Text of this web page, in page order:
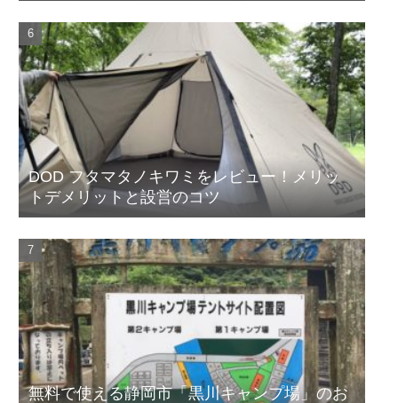
DOD フタマタノキワミをレビュー！メリッ
トデメリットと設営のコツ
無料で使える静岡市「黒川キャンプ場」のお